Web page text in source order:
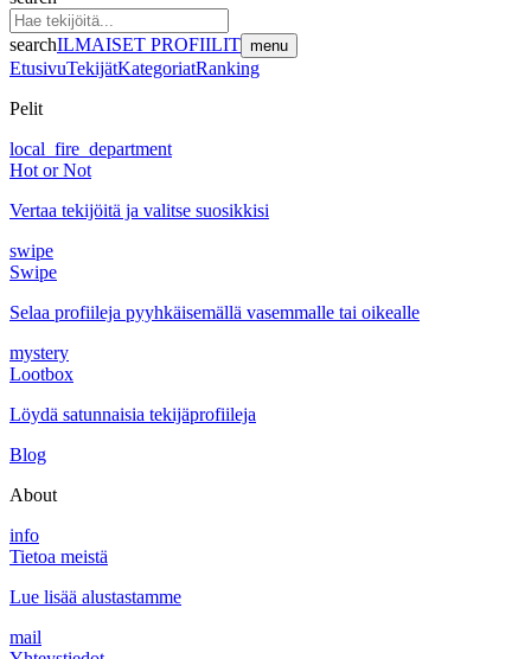
searchILMAISET PROFIILIT menu
EtusivuTekijätKategoriatRanking
Pelit
local_fire_department
Hot or Not
Vertaa tekijöitä ja valitse suosikkisi
swipe
Swipe
Selaa profiileja pyyhkäisemällä vasemmalle tai oikealle
mystery
Lootbox
Löydä satunnaisia tekijäprofiileja
Blog
About
info
Tietoa meistä
Lue lisää alustastamme
mail